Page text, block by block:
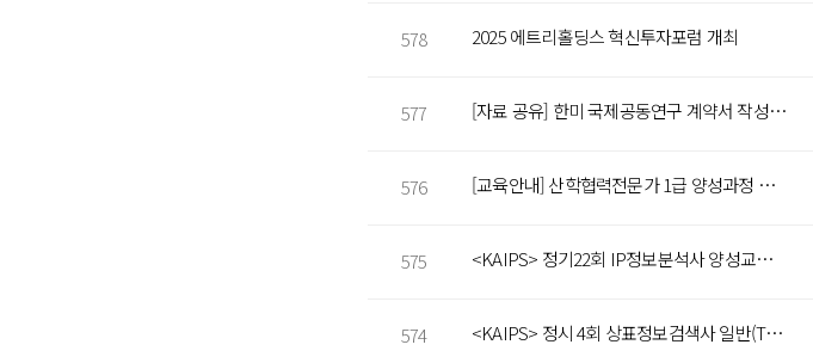
578 2025 에트리홀딩스 혁신투자포럼 개최
577 [자료 공유] 한미 국제공동연구 계약서 작성 안내서
576 [교육안내] 산학협력전문가 1급 양성과정 안내(합숙과정)
575 <KAIPS> 정기22회 IP정보분석사 양성교육 모집 안내(~10/25까지)
574 <KAIPS> 정시 4회 상표정보검색사 일반(TIS GL) 시행 및 접수 안내